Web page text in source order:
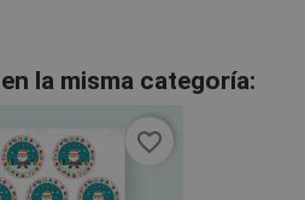
la misma categoría:
favorite_border